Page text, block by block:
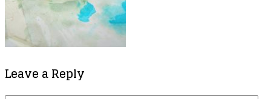
Leave a Reply